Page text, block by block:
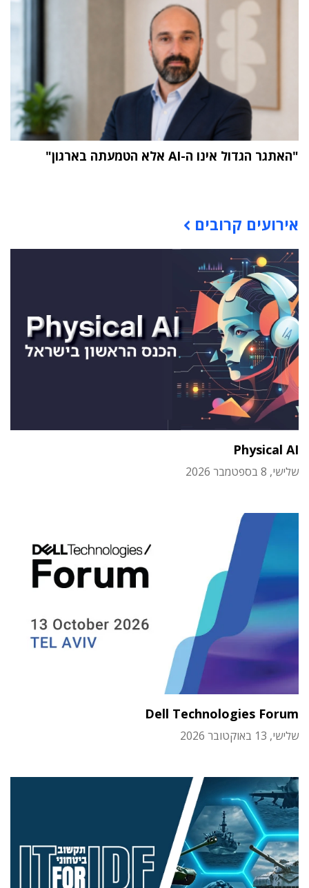
"האתגר הגדול אינו ה-AI אלא הטמעתה בארגון"
אירועים קרובים
Physical AI
שלישי, 8 בספטמבר 2026
Dell Technologies Forum
שלישי, 13 באוקטובר 2026